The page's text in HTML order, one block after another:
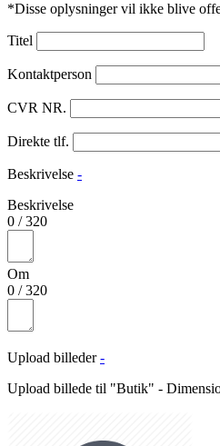
*Disse oplysninger vil ikke blive
Titel
Kontaktperson
CVR NR.
Direkte tlf.
Beskrivelse -
Beskrivelse
0 /320
Om
0 /320
Upload billeder -
Upload billede til "Butik" -